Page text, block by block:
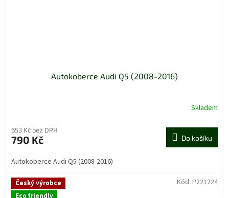
Autokoberce Audi Q5 (2008-2016)
Skladem
653 Kč bez DPH
790 Kč Do košíku
Autokoberce Audi Q5 (2008-2016)
Český výrobce
Eco friendly
Kód: P221224